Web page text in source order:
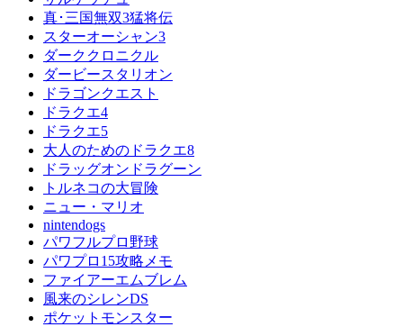
真･三国無双3猛将伝
スターオーシャン3
ダーククロニクル
ダービースタリオン
ドラゴンクエスト
ドラクエ4
ドラクエ5
大人のためのドラクエ8
ドラッグオンドラグーン
トルネコの大冒険
ニュー・マリオ
nintendogs
パワフルプロ野球
パワプロ15攻略メモ
ファイアーエムブレム
風来のシレンDS
ポケットモンスター